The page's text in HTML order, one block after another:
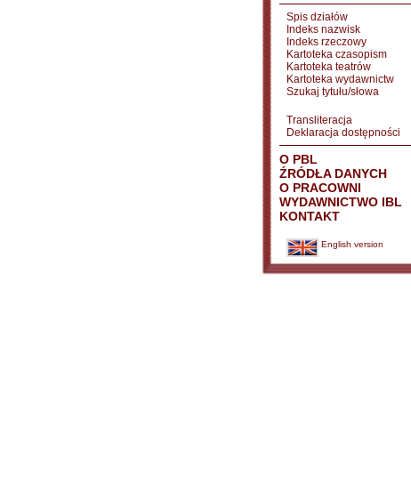
Spis działów
Indeks nazwisk
Indeks rzeczowy
Kartoteka czasopism
Kartoteka teatrów
Kartoteka wydawnictw
Szukaj tytułu/słowa
Transliteracja
Deklaracja dostępności
O PBL
ŹRÓDŁA DANYCH
O PRACOWNI
WYDAWNICTWO IBL
KONTAKT
English version